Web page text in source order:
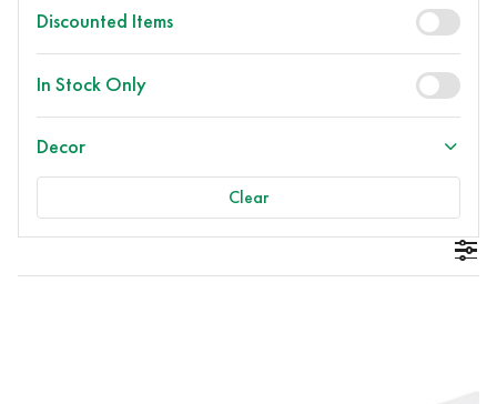
Discounted Items
In Stock Only
Decor
Clear